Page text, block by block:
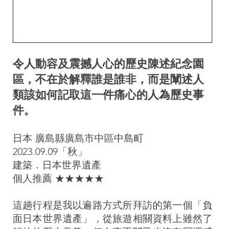
令人動容及震撼人心的歷史陳述紀念園
區，不在於解釋誰是誰非，而是闡述人
類該如何記取這一件痛心的人為歷史事
件。
日本 廣島縣廣島市中區中島町
2023.09.09「秋」
建築．日本世界遺產
個人推薦 ★★★★★
這趟行程是我以遍路方式所拜訪的第一個「負
面日本世界遺產」，從旅遊相關資料上雖然了